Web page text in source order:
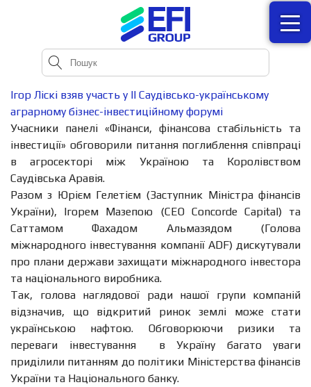
Ігор Ліскі взяв участь у II Саудівсько-українському
аграрному бізнес-інвестиційному форумі
Учасники панелі «Фінанси, фінансова стабільність та
інвестиції» обговорили питання поглиблення співпраці
в агросекторі між Україною та Королівством
Саудівська Аравія.
Разом з Юрієм Гелетієм (Заступник Міністра фінансів
України), Ігорем Мазепою (СEO Concorde Capital) та
Саттамом Фахадом Альмазядом (Голова
міжнародного інвестування компанії ADF) дискутували
про плани держави захищати міжнародного інвестора
та національного виробника.
Так, голова наглядової ради нашої групи компаній
відзначив, що відкритий ринок землі може стати
українською нафтою. Обговорюючи ризики та
переваги інвестування в Україну багато уваги
приділили питанням до політики Міністерства фінансів
України та Національного банку.